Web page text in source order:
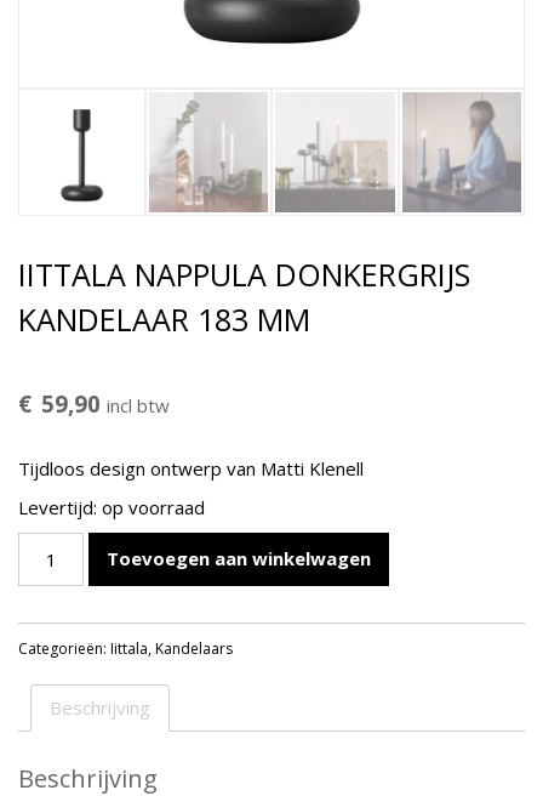
IITTALA NAPPULA DONKERGRIJS
KANDELAAR 183 MM
€ 59,90 incl btw
Tijdloos design ontwerp van Matti Klenell
Levertijd: op voorraad
NAPPULA
KANDELAAR
183
aantal
Toevoegen aan winkelwagen
Categorieën: Iittala,Kandelaars
Beschrijving
Beschrijving